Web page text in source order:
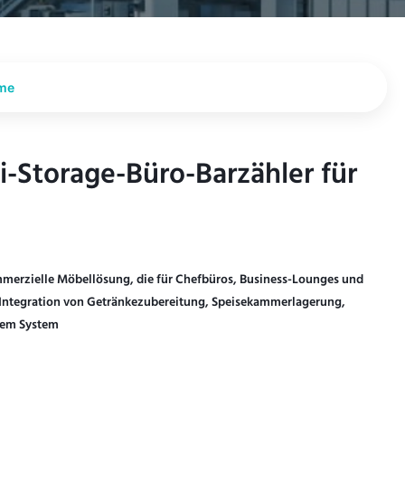
Büro-Barzähler für
Büro-Barzähler für
Möbellösung, die für Chefbüros, Business-Lounges und
von Getränkezubereitung, Speisekammerlagerung,
System